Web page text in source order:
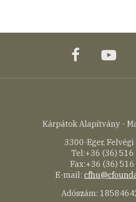
facebook
Kárpátok Alapítvány -
3300-Eger, Felvégi
Tel:+36 (36) 516
Fax:+36 (36) 516
E-mail:
Adószám: